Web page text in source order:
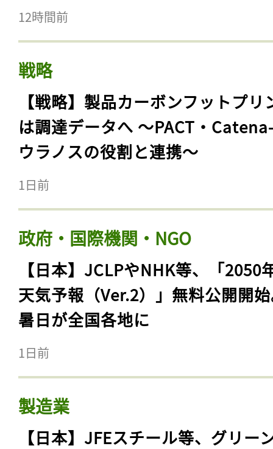
12時間前
戦略
【戦略】製品カーボンフットプリ
は調達データへ 〜PACT・
ウラノスの役割と連携〜
1日前
政府・国際機関・NGO
【日本】JCLPやNHK等、「2050
天気予報（Ver.2）」無料公開開
暑日が全国各地に
1日前
製造業
【日本】JFEスチール等、グリー